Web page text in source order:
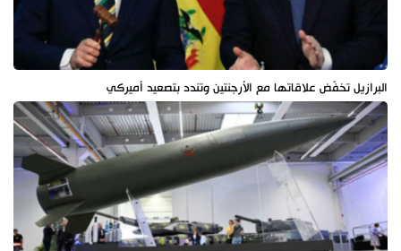
البرازيل تخفّض علاقاتها مع الأرجنتين وتندد بتصعيد أميركي